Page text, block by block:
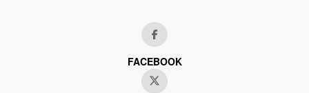
FACEBOOK